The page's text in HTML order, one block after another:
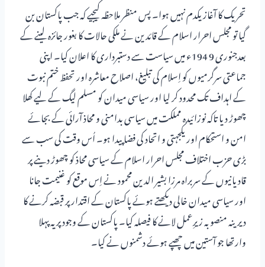
تحریک کا آغاز یکدم نہیں ہوا۔ پس منظر ملاحظہ کیجیے کہ جب پاکستان بن
گیا تو مجلس احرار اسلام کے قائدین نے ملکی حالات کا بغور جائزہ لینے کے
بعدجنوری 9 194ء میں سیاست سے دستبرداری کا اعلان کیا۔ اپنی
جماعتی سرگرمیوں کو اِسلام کی تبلیغ، اصلاح معاشرہ اور تحفظ ختم نبوت
کے اہداف تک محدود کر لیا اور سیاسی میدان کو مسلم لیگ کے لیے کھلا
چھوڑ دیا تاکہ نوزائیدہ مملکت میں سیاسی بدامنی و محاذ آرائی کے بجائے
امن و استحکام اور یکجہتی و اتحاد کی فضا پیدا ہو۔ اُس وقت کی سب سے
بڑی حزب اختلاف مجلس احرار اسلام کے سیاسی محاذ کو چھوڑ دینے پر
قادیانیوں کے سربراہ مرزا بشیر الدین محمود نے اِس موقع کو غنیمت جانا
اور سیاسی میدان خالی دیکھتے ہوئے پاکستان کے اقتدار پر قبضہ کرنے کا
دیرینہ منصوبہ زیرِعمل لانے کا فیصلہ کیا۔ پاکستان کے وجود پر یہ پہلا
وارتھا جو آستین میں چھپے ہوئے دشمنوں نے کیا۔